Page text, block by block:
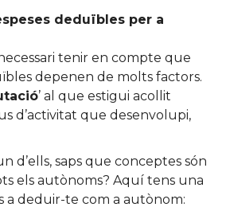
deduïbles per a
tenir en compte que
depenen de molts factors.
’ al que estigui acollit
d’activitat que desenvolupi,
d’ells, saps que conceptes són
els autònoms? Aquí tens una
a deduir-te com a autònom: